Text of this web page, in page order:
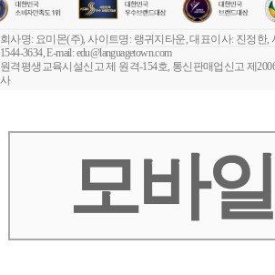
회사명: 요미몬(주), 사이트명: 랭귀지타운, 대표이사: 진정한,
1544-3634, E-mail:edu@languagetown.com
원격평생교육시설신고 제 원격-154호, 통신판매업신고 제
사
모바